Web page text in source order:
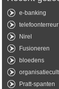
e-banking
telefoonterreur
Nirel
Fusioneren
bloedens
Pratt-spanten